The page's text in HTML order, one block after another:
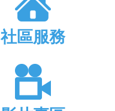
社區服務